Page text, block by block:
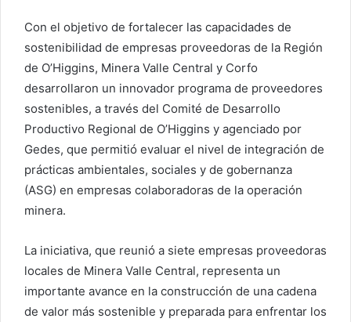
Con el objetivo de fortalecer las capacidades de
sostenibilidad de empresas proveedoras de la Región
de O’Higgins, Minera Valle Central y Corfo
desarrollaron un innovador programa de proveedores
sostenibles, a través del Comité de Desarrollo
Productivo Regional de O’Higgins y agenciado por
Gedes, que permitió evaluar el nivel de integración de
prácticas ambientales, sociales y de gobernanza
(ASG) en empresas colaboradoras de la operación
minera.
La iniciativa, que reunió a siete empresas proveedoras
locales de Minera Valle Central, representa un
importante avance en la construcción de una cadena
de valor más sostenible y preparada para enfrentar los